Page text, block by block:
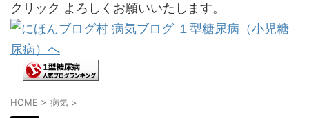
クリック よろしくお願いいたします。
HOME > 病気 >